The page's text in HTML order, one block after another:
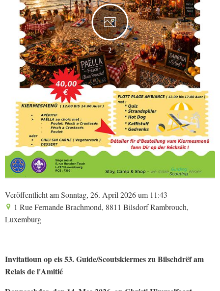
2
Veröffentlicht am Sonntag, 26. April 2026 um 11:43
1 Rue Fernande Brachmond, 8811 Bilsdorf Rambrouch,
Luxemburg
Invitatioun op eis 53. Guide/Scoutskiermes zu Bilschdrëf am
Relais de l'Amitié